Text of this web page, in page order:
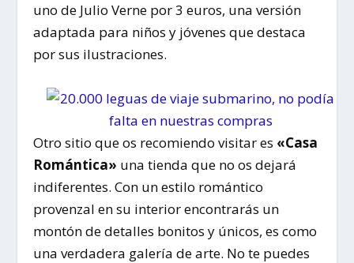
uno de Julio Verne por 3 euros, una versión
adaptada para niños y jóvenes que destaca
por sus ilustraciones.
Otro sitio que os recomiendo visitar es «Casa
Romántica» una tienda que no os dejará
indiferentes. Con un estilo romántico
provenzal en su interior encontrarás un
montón de detalles bonitos y únicos, es como
una verdadera galería de arte. No te puedes